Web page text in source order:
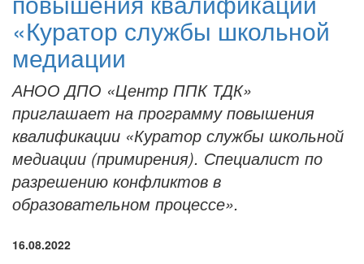
«Куратор службы школьной
медиации
АНОО ДПО «Центр ППК ТДК»
приглашает на программу повышения
квалификации «Куратор службы школьной
медиации (примирения). Специалист по
разрешению конфликтов в
образовательном процессе».
16.08.2022